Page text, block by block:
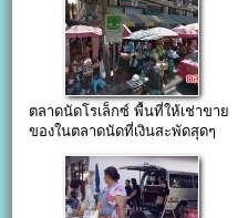
ตลาดนัดโรเล็กซ์ พื้นที่ให้เช่าขาย
ของในตลาดนัดที่เงินสะพัดสุดๆ